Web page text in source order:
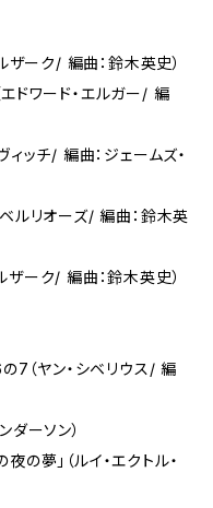
ザーク/ 編曲：鈴木英史）
ドワード・エルガー/ 編
ッチ/ 編曲：ジェームズ・
ルリオーズ/ 編曲：鈴木英
ザーク/ 編曲：鈴木英史）
7（ヤン・シベリウス/ 編
ダーソン）
夢」（ルイ・エクトル・